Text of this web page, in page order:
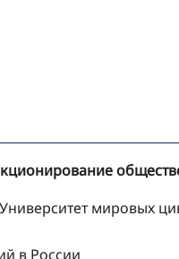
мировых
в России